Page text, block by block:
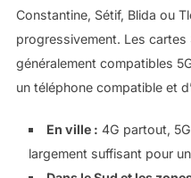
Constantine, Sétif, Blida ou
progressivement. Les
généralement compatibles
un téléphone compatible et
En ville : 4G partout,
largement suffisant pour